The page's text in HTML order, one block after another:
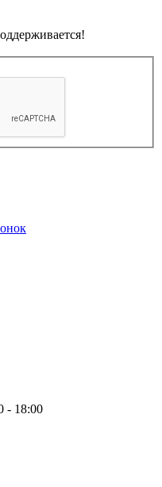
- 18:00